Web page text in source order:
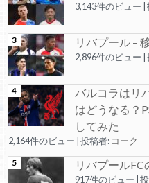
3,143件のビュー
リバプール –
2,896件のビュー
バルコラはリ
はどうなる？
してみた
2,164件のビュー 投稿者: コーク
リバプール
917件のビュー